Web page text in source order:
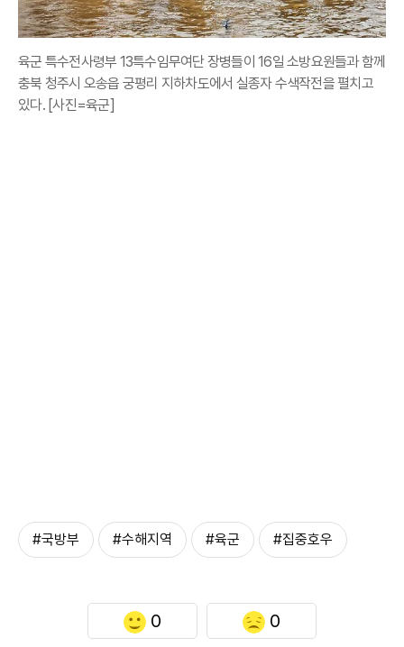
육군 특수전사령부 13특수임무여단 장병들이 16일 소방요원들과 함께
충북 청주시 오송읍 궁평리 지하차도에서 실종자 수색작전을 펼치고
있다. [사진=육군]
#국방부 #수해지역 #육군 #집중호우
0 0